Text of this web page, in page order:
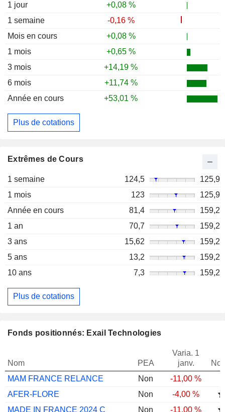
1 jour
+0,08 %
1 semaine
-0,16 %
Mois en cours
+0,08 %
1 mois
+0,65 %
3 mois
+14,19 %
6 mois
+11,74 %
Année en cours
+53,01 %
Plus de cotations
Extrêmes de Cours
1 semaine 124,5
125,9
1 mois
123
125,9
Année en cours
81,4
159,2
1 an
70,7
159,2
3 ans
15,62
159,2
5 ans
13,2
159,2
10 ans
7,3 159,2
Plus de cotations
Fonds positionnés: Exail Technologies
Nom PEA
Varia. 1
janv.
MAM FRANCE RELANCE
Non
-11,00 %
AFER-FLORE
Non
-4,00 %
MADE IN FRANCE 2024 C
Non
-11,00 %